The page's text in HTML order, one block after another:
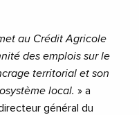
au Crédit Agricole
des emplois sur le
territorial et son
local. » a
directeur général du